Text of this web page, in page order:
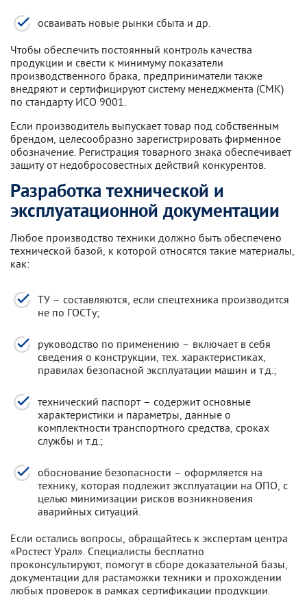
осваивать новые рынки сбыта и др.
Чтобы обеспечить постоянный контроль качества
продукции и свести к минимуму показатели
производственного брака, предприниматели также
внедряют и сертифицируют систему менеджмента (СМК)
по стандарту ИСО 9001.
Если производитель выпускает товар под собственным
брендом, целесообразно зарегистрировать фирменное
обозначение. Регистрация товарного знака обеспечивает
защиту от недобросовестных действий конкурентов.
Разработка технической и
эксплуатационной документации
Любое производство техники должно быть обеспечено
технической базой, к которой относятся такие материалы,
как:
ТУ – составляются, если спецтехника производится
не по ГОСТу;
руководство по применению – включает в себя
сведения о конструкции, тех. характеристиках,
правилах безопасной эксплуатации машин и т.д.;
технический паспорт – содержит основные
характеристики и параметры, данные о
комплектности транспортного средства, сроках
службы и т.д.;
обоснование безопасности – оформляется на
технику, которая подлежит эксплуатации на ОПО, с
целью минимизации рисков возникновения
аварийных ситуаций.
Если остались вопросы, обращайтесь к экспертам центра
«Ростест Урал». Специалисты бесплатно
проконсультируют, помогут в сборе доказательной базы,
документации для растаможки техники и прохождении
любых проверок в рамках сертификации продукции.